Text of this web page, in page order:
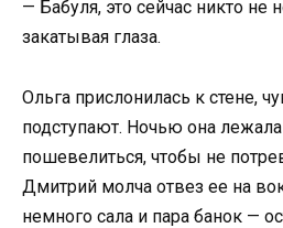
— Бабуля, это сейчас никто не
закатывая глаза.
Ольга прислонилась к стене,
подступают. Ночью она лежала
пошевелиться, чтобы не
Дмитрий молча отвез ее на
немного сала и пара банок —